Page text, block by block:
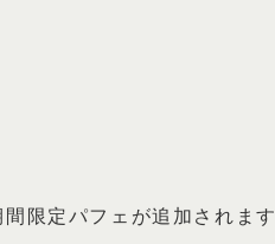
限定パフェが追加されます